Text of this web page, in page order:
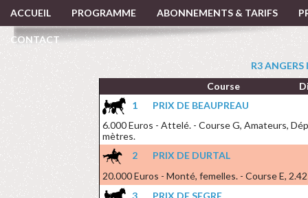
ACCUEIL PROGRAMME ABONNEMENTS & TARIFS
CONTACT
R3
Course
1
PRIX DE BEAUPREAU
6.000 Euros - Attelé. - Course G, Amateurs,
mètres.
2
PRIX DE DURTAL
20.000 Euros - Monté, femelles. - Course E,
3
PRIX DE SEGRE